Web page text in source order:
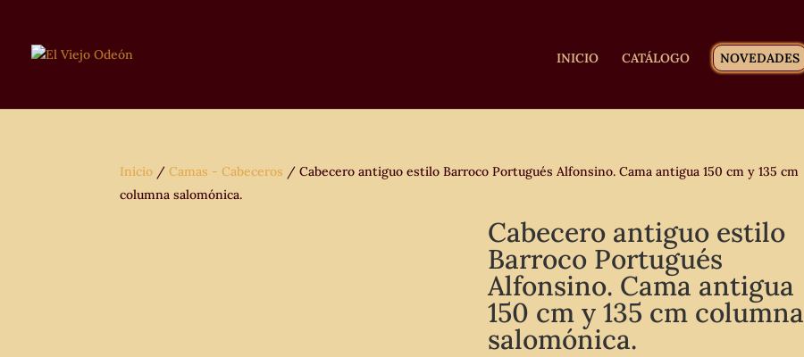
INICIO CATÁLOGO NOVEDADES
Inicio /Camas - Cabeceros / Cabecero antiguo estilo Barroco Portugués Alfonsino. Cama antigua 150 cm y 135 cm
columna salomónica.
Cabecero antiguo estilo
Barroco Portugués
Alfonsino. Cama antigua
150 cm y 135 cm columna
salomónica.